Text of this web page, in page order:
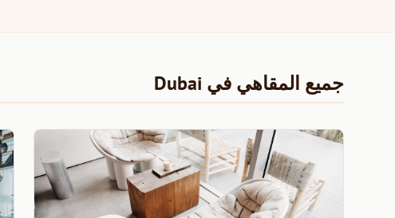
جميع المقاهي في Dubai